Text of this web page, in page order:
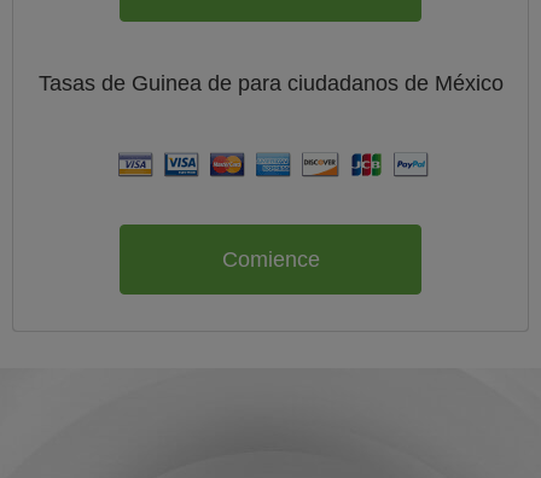
Tasas de Guinea de para ciudadanos de México
Comience